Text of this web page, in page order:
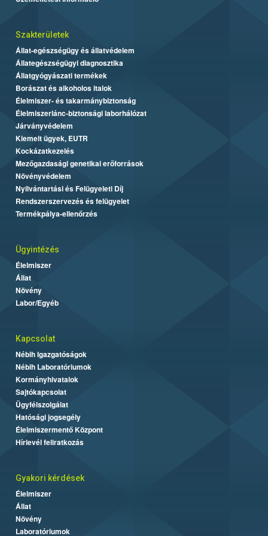
Szakterületek
Állat-egészségügy és állatvédelem
Állategészségügyi diagnosztika
Állatgyógyászati termékek
Borászat és alkoholos italok
Élelmiszer- és takarmánybiztonság
Élelmiszerlánc-biztonsági laborhálózat
Járványvédelem
Kiemelt ügyek, EUTR
Kockázatkezelés
Mezőgazdasági genetikai erőforrások
Növényvédelem
Nyilvántartási és Felügyeleti Díj
Rendszerszervezés és felügyelet
Termékpálya-ellenőrzés
Ügyintézés
Élelmiszer
Állat
Növény
Labor/Egyéb
Kapcsolat
Nébih Igazgatóságok
Nébih Laboratóriumok
Kormányhivatalok
Sajtókapcsolat
Ügyfélszolgálat
Hatósági jogsegély
Élelmiszermentő Központ
Hírlevél feliratkozás
Gyakori kérdések
Élelmiszer
Állat
Növény
Laboratóriumok